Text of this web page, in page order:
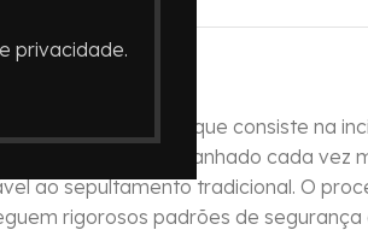
privacidade.
um procedimento que consiste na
destinação tem ganhado cada vez
ao sepultamento tradicional. O
rigorosos padrões de segurança